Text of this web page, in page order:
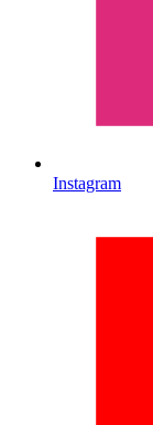
Instagram